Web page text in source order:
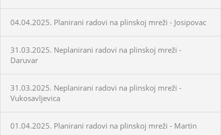
04.04.2025. Planirani radovi na plinskoj mreži - Josipovac
31.03.2025. Neplanirani radovi na plinskoj mreži -
Daruvar
31.03.2025. Neplanirani radovi na plinskoj mreži -
Vukosavljevica
01.04.2025. Planirani radovi na plinskoj mreži - Martin